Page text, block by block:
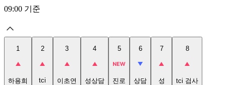
09:00 기준
1
하용희
2
tci
3
이초연
4
성상담
5
진로
6
상담
7
성
8
tci 검사